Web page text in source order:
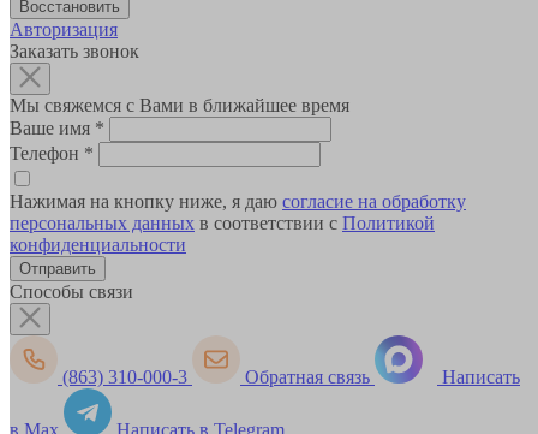
Авторизация
Заказать звонок
Мы свяжемся с Вами в ближайшее время
Ваше имя *
Телефон *
Нажимая на кнопку ниже, я даю согласие на обработку
персональных данных в соответствии с Политикой
конфиденциальности
Способы связи
(863) 310-000-3 Обратная связь Написать